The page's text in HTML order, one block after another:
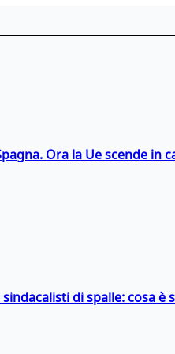
Ora la Ue scende in
di spalle: cosa è